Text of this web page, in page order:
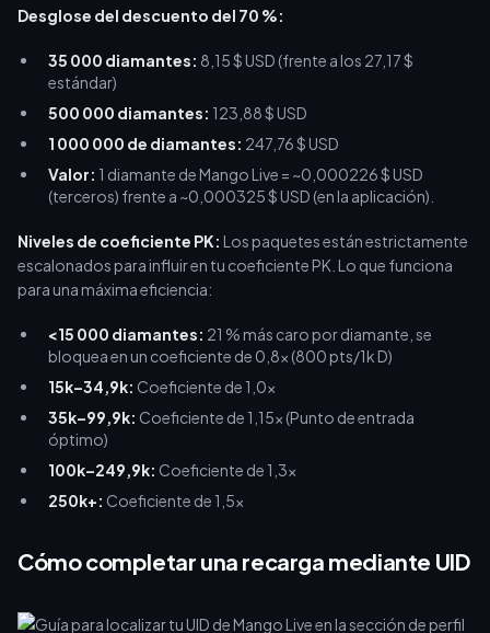
Desglose del descuento del 70 %:
35 000 diamantes: 8,15 $ USD (frente a los 27,17 $
estándar)
500 000 diamantes: 123,88 $ USD
1 000 000 de diamantes: 247,76 $ USD
Valor: 1 diamante de Mango Live = ~0,000226 $ USD
(terceros) frente a ~0,000325 $ USD (en la aplicación).
Niveles de coeficiente PK: Los paquetes están estrictamente
escalonados para influir en tu coeficiente PK. Lo que funciona
para una máxima eficiencia:
<15 000 diamantes: 21 % más caro por diamante, se
bloquea en un coeficiente de 0,8x (800 pts/1k D)
15k–34,9k: Coeficiente de 1,0x
35k–99,9k: Coeficiente de 1,15x (Punto de entrada
óptimo)
100k–249,9k: Coeficiente de 1,3x
250k+: Coeficiente de 1,5x
Cómo completar una recarga mediante UID